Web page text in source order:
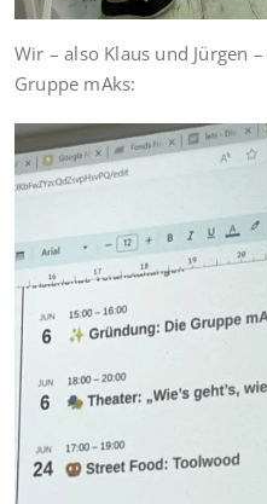
Wir – also Klaus und Jürgen
Gruppe mAks: